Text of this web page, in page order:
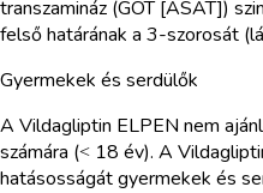
transzamináz (GOT [ASAT])
felső határának a 3-szorosát
Gyermekek és serdülők
A Vildagliptin ELPEN nem
számára (˂ 18 év). A
hatásosságát gyermekek és